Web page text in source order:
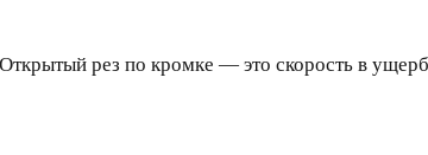
рез по кромке — это скорость в